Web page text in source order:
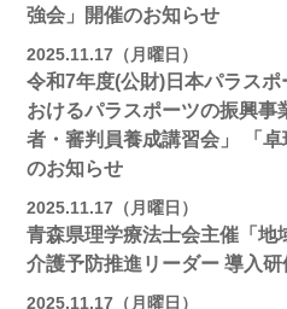
強会」開催のお知らせ
2025.11.17（月曜日）
令和7年度(公財)日本パラス
おけるパラスポーツの振興事
者・審判員養成講習会」 「
のお知らせ
2025.11.17（月曜日）
青森県理学療法士会主催「地
介護予防推進リーダー 導入
2025.11.17（月曜日）